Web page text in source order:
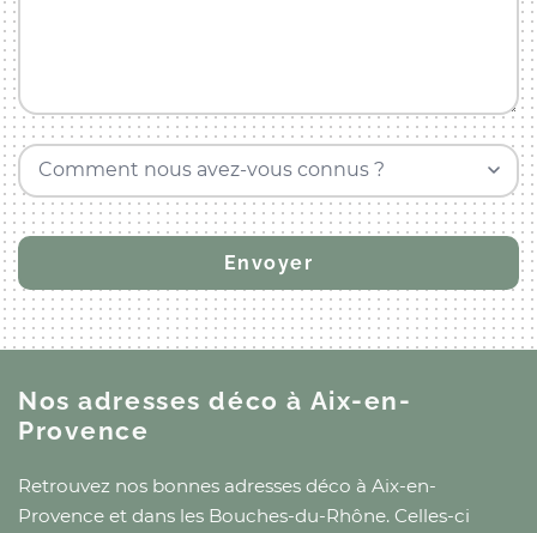
Comment nous avez-vous connus ?
Nos adresses décoà Aix-en-
Provence
Retrouvez nos bonnes adresses déco à Aix-en-
Provence et dans les Bouches-du-Rhône. Celles-ci